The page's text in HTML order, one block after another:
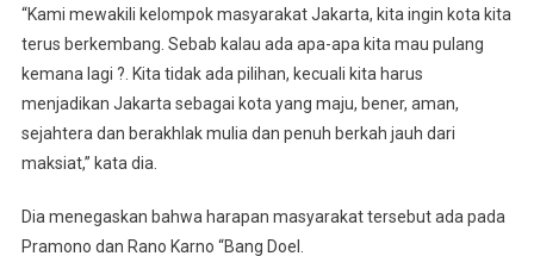
“Kami mewakili kelompok masyarakat Jakarta, kita ingin kota kita
terus berkembang. Sebab kalau ada apa-apa kita mau pulang
kemana lagi ?. Kita tidak ada pilihan, kecuali kita harus
menjadikan Jakarta sebagai kota yang maju, bener, aman,
sejahtera dan berakhlak mulia dan penuh berkah jauh dari
maksiat,” kata dia.
Dia menegaskan bahwa harapan masyarakat tersebut ada pada
Pramono dan Rano Karno “Bang Doel.